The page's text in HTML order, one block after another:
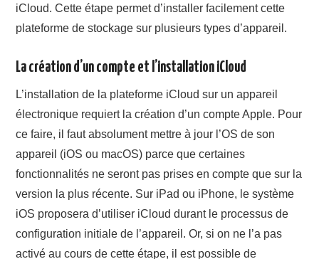
iCloud. Cette étape permet d’installer facilement cette
plateforme de stockage sur plusieurs types d’appareil.
La création d’un compte et l’installation iCloud
L’installation de la plateforme iCloud sur un appareil
électronique requiert la création d’un compte Apple. Pour
ce faire, il faut absolument mettre à jour l’OS de son
appareil (iOS ou macOS) parce que certaines
fonctionnalités ne seront pas prises en compte que sur la
version la plus récente. Sur iPad ou iPhone, le système
iOS proposera d’utiliser iCloud durant le processus de
configuration initiale de l’appareil. Or, si on ne l’a pas
activé au cours de cette étape, il est possible de